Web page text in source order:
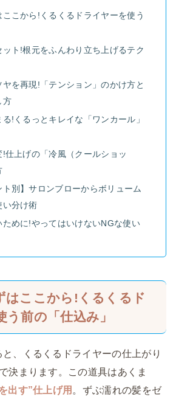
ここから!くるくるドライヤーを使う
ト!根元をふんわり立ち上げるテク
を再現!「テンション」のかけ方と
方
!くるっとキレイな「ワンカール」
仕上げの「冷風（クールショッ
ト別】サロンブローからボリューム
い分け術
めに!やってはいけないNGな使い
はここから!くるくるド
う前の「仕込み」
、くるくるドライヤーの仕上がり
決まります。この道具はあくま
出す”仕上げ用 。ずぶ濡れの髪をゼ